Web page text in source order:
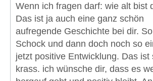
Wenn ich fragen darf: wie alt bist
Das ist ja auch eine ganz schön
aufregende Geschichte bei dir.
Schock und dann doch noch so
jetzt positive Entwicklung. Das ist
krass. ich wünsche dir, dass es